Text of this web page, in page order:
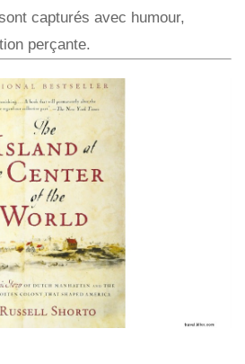
capturés avec humour,
perçante.